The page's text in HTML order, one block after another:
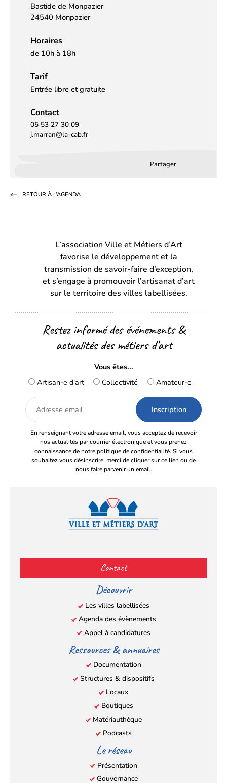
Bastide de Monpazier
24540 Monpazier
Horaires
de 10h à 18h
Tarif
Entrée libre et gratuite
Contact
05 53 27 30 09
j.marran@la-cab.fr
Partager
un
onglet)onglet)
RETOUR À L’AGENDA
L’association Ville et Métiers d’Art
favorise le développement et la
transmission de savoir-faire d’exception,
et s’engage à promouvoir l’artisanat d’art
sur le territoire des villes labellisées.
Restez informé des événements &
actualités des métiers d’art
Vous êtes...
Artisan-e d'art
Collectivité Amateur-e
Adresse
email
En renseignant votre adresse email, vous acceptez de recevoir
nos actualités par courrier électronique et vous prenez
connaissance de notre politique de confidentialité. Si vous
souhaitez vous désinscrire, merci de cliquer sur ce lien ou de
nous faire parvenir un email.
(s’ouvre
dans
nouvel
onglet)
(s’ouvre
dans
nouvel
onglet)
(s’ouvre
dans
nouvel
onglet)
(s’ouvre
nouvel
onglet)
Contact
Découvrir
Les villes labellisées
Agenda des évènements
Appel à candidatures
Ressources & annuaires
Documentation
Structures & dispositifs
Locaux
Boutiques
Matériauthèque
Podcasts
Le réseau
Présentation
Gouvernance